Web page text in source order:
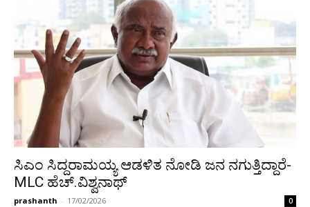
ಸಿಎಂ ಸಿದ್ದರಾಮಯ್ಯ ಆಡಳಿತ ನೋಡಿ ಜನ ನಗುತ್ತಿದ್ದಾರೆ-
MLC ಹೆಚ್.ವಿಶ್ವನಾಥ್
prashanth - 17/02/2026 0